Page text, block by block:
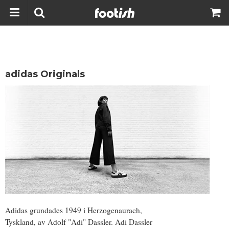
adidas Originals
Adidas grundades 1949 i Herzogenaurach,
Tyskland, av Adolf "Adi" Dassler. Adi Dassler